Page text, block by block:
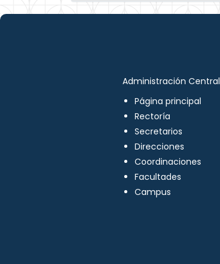
Administración Central
Página principal
Rectoría
Secretarios
Direcciones
Coordinaciones
Facultades
Campus